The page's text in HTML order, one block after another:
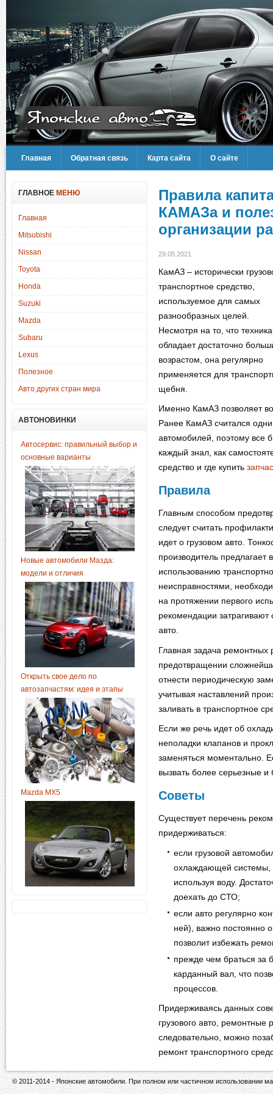
Главная Обратная связь Карта сайта О сайте
ГЛАВНОЕ МЕНЮ
Главная
Mitsubishi
Nissan
Toyota
Honda
Suzuki
Mazda
Subaru
Lexus
Полезное
Авто других стран мира
АВТОНОВИНКИ
Автосервис: правильный выбор и
основные варианты
Новые автомобили Мазда:
модели и отличия
Открыть свое дело по
автозапчастям: идея и этапы
Mazda MX5
Правила
КАМАЗа и
организации
29.05.2021
КамАЗ – исторически
транспортное средство,
используемое для самых
разнообразных целей.
Несмотря на то, что техника
обладает достаточно
возрастом, она регулярно
применяется для
щебня.
Именно КамАЗ позволяет
Ранее КамАЗ считался
автомобилей, поэтому
каждый знал, как
средство и где купить
Правила
Главным способом
следует считать
идет о грузовом авто.
производитель предлагает
использованию
неисправностями,
на протяжении первого
рекомендации затрагивают
авто.
Главная задача ремонтных
предотвращении
отнести периодическую
учитывая наставлений
заливать в транспортное
Если же речь идет об
неполадки клапанов и
заменяться моментально.
вызвать более серьезные
Советы
Существует перечень
придерживаться:
если грузовой
охлаждающей системы,
используя воду.
доехать до СТО;
если авто регулярно
ней), важно постоянно
позволит избежать
прежде чем браться за
карданный вал, что
процессов.
Придерживаясь данных
грузового авто,
следовательно, можно
ремонт транспортного
© 2011-2014 - Японские автомобили. При полном или частичном использовании